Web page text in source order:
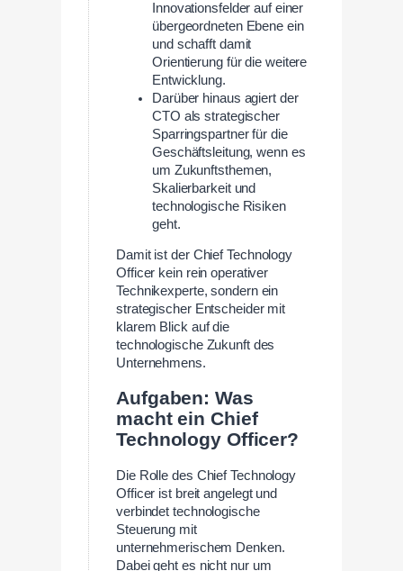
Innovationsfelder auf einer
übergeordneten Ebene ein
und schafft damit
Orientierung für die weitere
Entwicklung.
Darüber hinaus agiert der
CTO als strategischer
Sparringspartner für die
Geschäftsleitung, wenn es
um Zukunftsthemen,
Skalierbarkeit und
technologische Risiken
geht.
Damit ist der Chief Technology
Officer kein rein operativer
Technikexperte, sondern ein
strategischer Entscheider mit
klarem Blick auf die
technologische Zukunft des
Unternehmens.
Aufgaben: Was
macht ein Chief
Technology Officer?
Die Rolle des Chief Technology
Officer ist breit angelegt und
verbindet technologische
Steuerung mit
unternehmerischem Denken.
Dabei geht es nicht nur um